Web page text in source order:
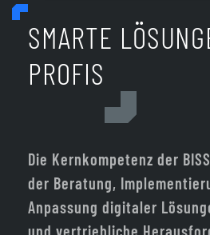
SMARTE
PROFIS
Die Kernkompetenz der
der Beratung,
Anpassung digitaler
und vertriebliche